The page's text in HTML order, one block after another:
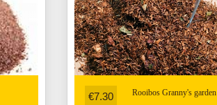
€7.30 Rooibos Granny's garden